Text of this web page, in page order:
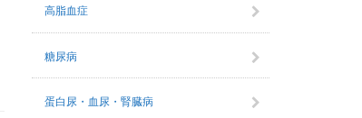
高脂血症
糖尿病
蛋白尿・血尿・腎臓病